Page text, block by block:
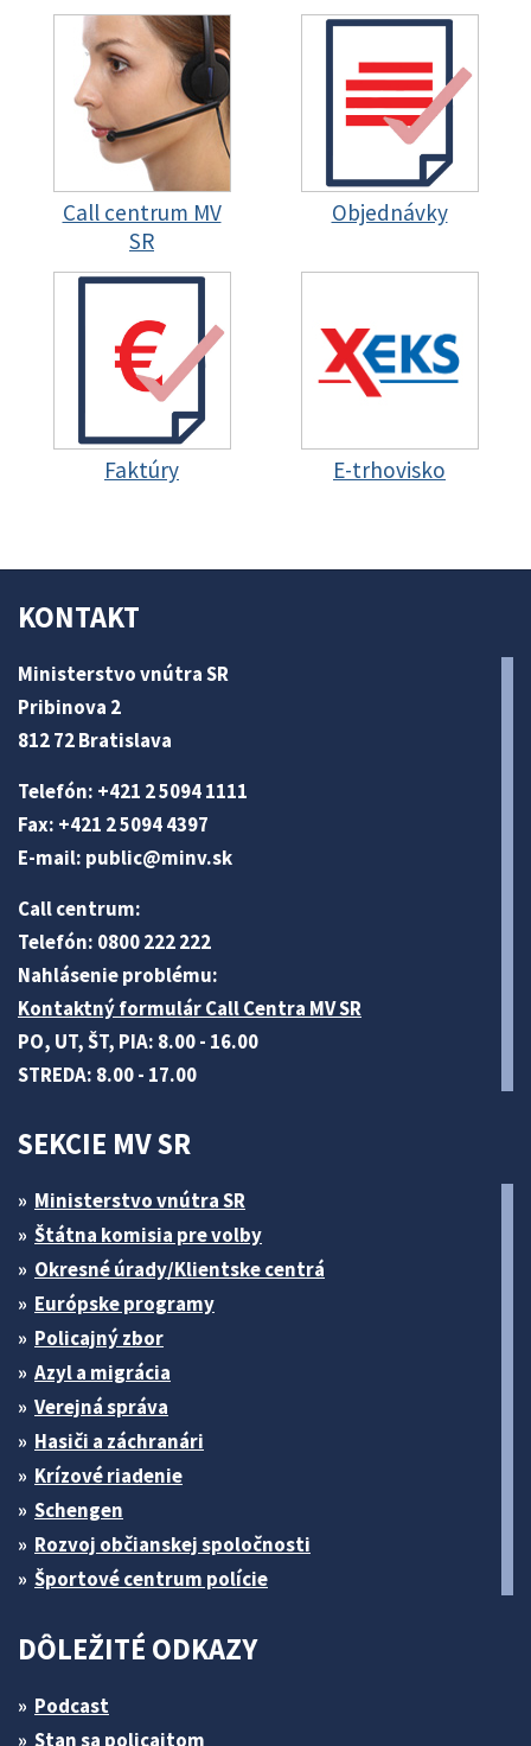
Call centrum MV
SR
Objednávky
Faktúry E-trhovisko
KONTAKT
Ministerstvo vnútra SR
Pribinova 2
812 72 Bratislava
Telefón: +421 2 5094 1111
Fax: +421 2 5094 4397
E-mail: public@minv.sk
Call centrum:
Telefón: 0800 222 222
Nahlásenie problému:
Kontaktný formulár Call Centra MV SR
PO, UT, ŠT, PIA: 8.00 - 16.00
STREDA: 8.00 - 17.00
SEKCIE MV SR
Ministerstvo vnútra SR
Štátna komisia pre volby
Okresné úrady/Klientske centrá
Európske programy
Policajný zbor
Azyl a migrácia
Verejná správa
Hasiči a záchranári
Krízové riadenie
Schengen
Rozvoj občianskej spoločnosti
Športové centrum polície
DÔLEŽITÉ ODKAZY
Podcast
Stan sa policajtom